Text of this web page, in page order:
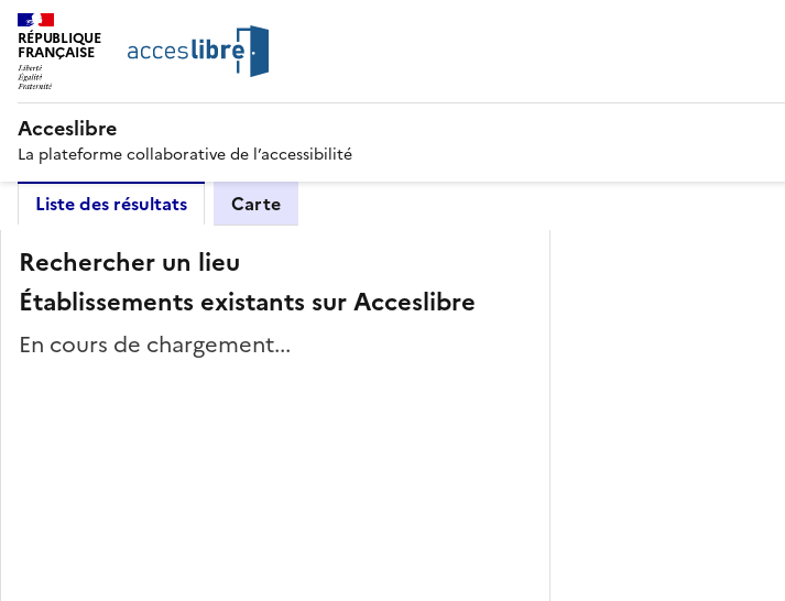
RÉPUBLIQUE
FRANÇAISE
Acceslibre
La plateforme collaborative de l’accessibilité
Liste des résultats Carte
Rechercher un lieu
Établissements existants sur Acceslibre
En cours de chargement...